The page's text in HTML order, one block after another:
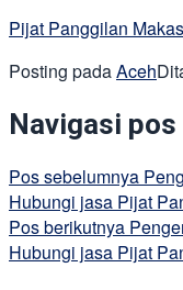
Pijat Panggilan
Posting padaAceh
Navigasi pos
Pos sebelumnya
Hubungi jasa Pijat
Pos berikutnya
Hubungi jasa Pijat